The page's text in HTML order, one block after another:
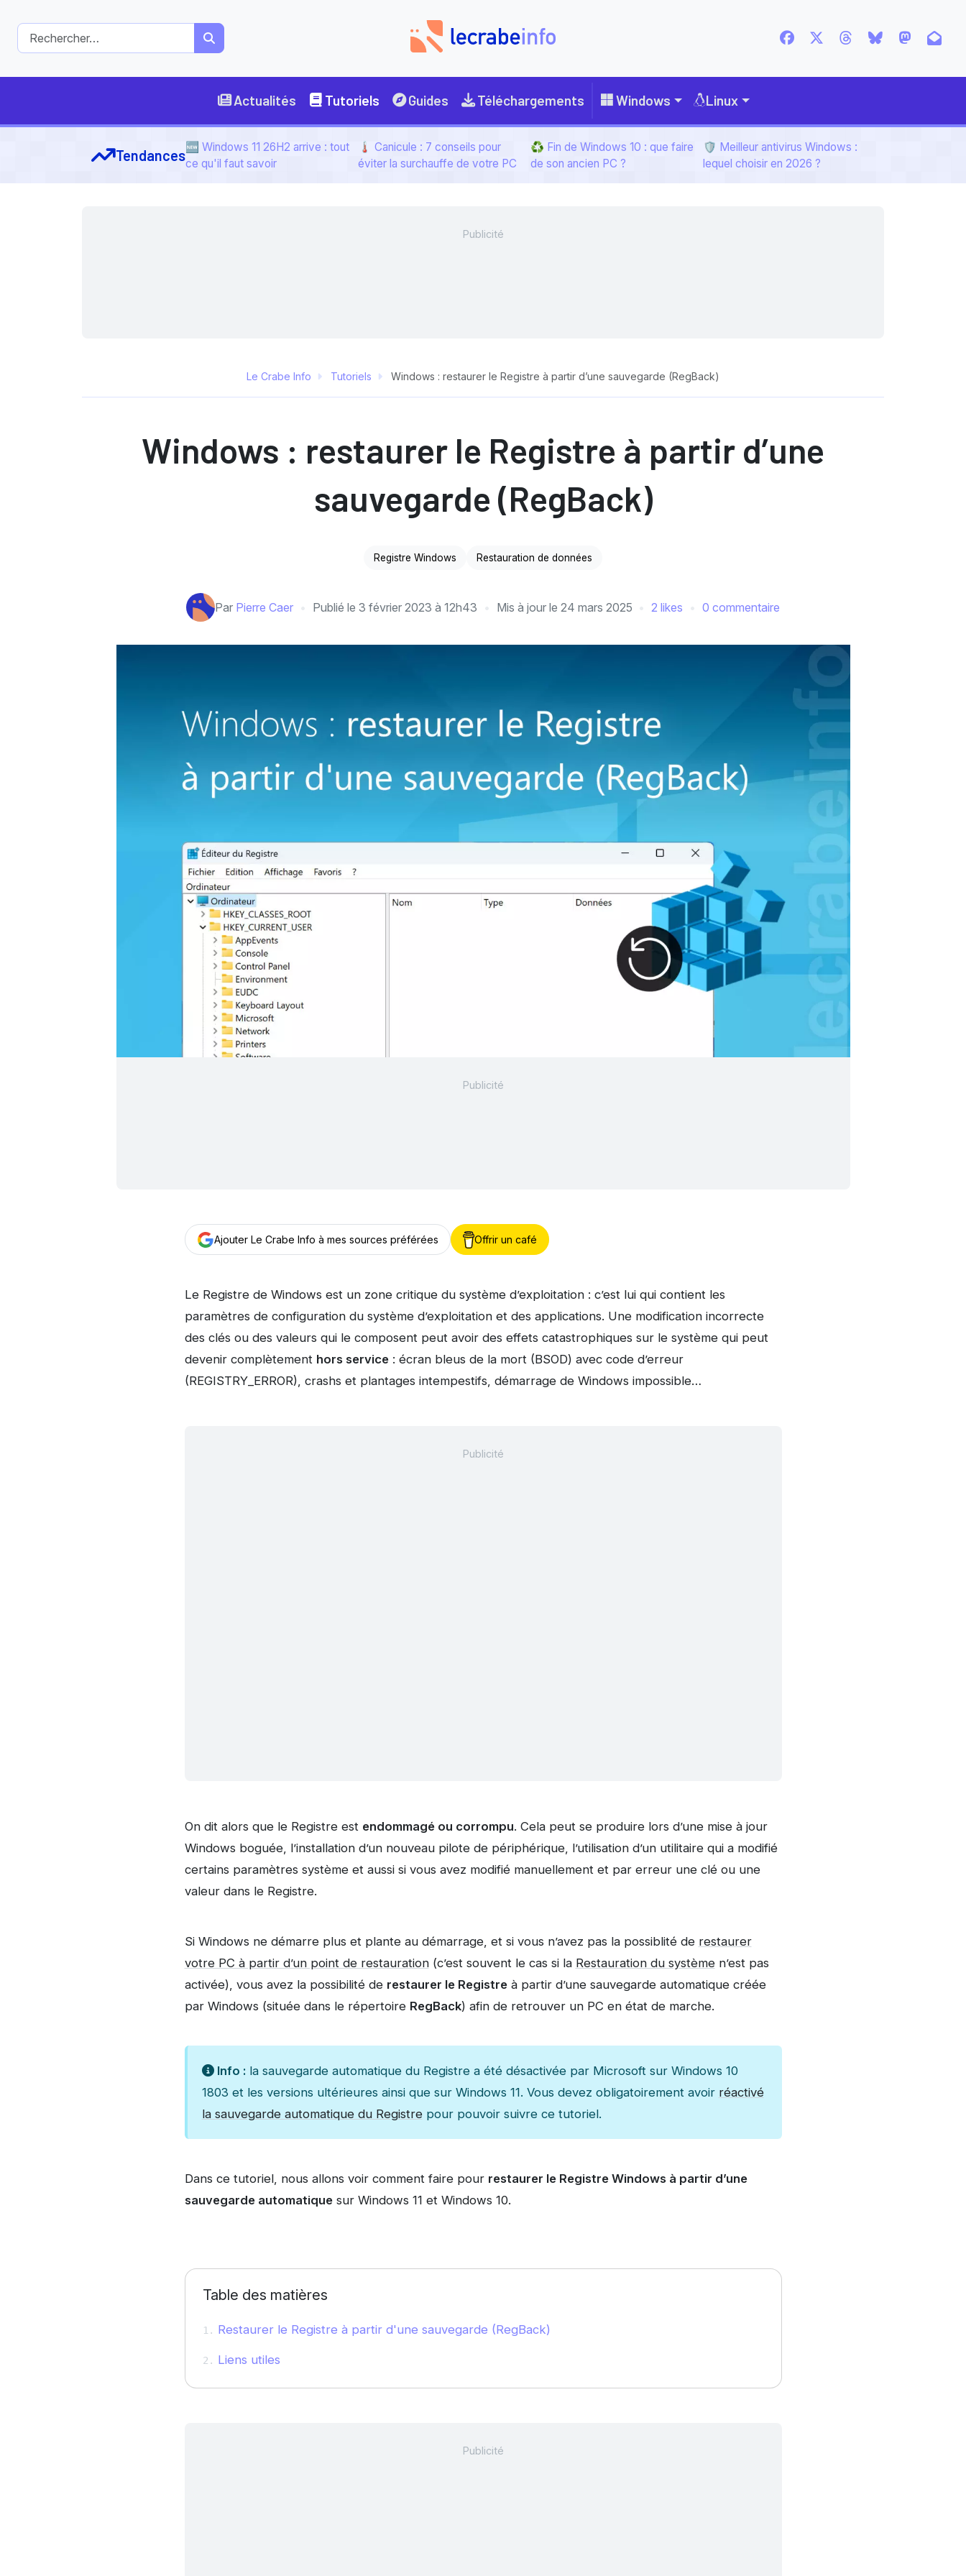
Actualités Tutoriels Guides Téléchargements Windows Linux
Tendances🆕 Windows 11 26H2 arrive : tout
ce qu'il faut savoir
🌡️ Canicule : 7 conseils pour
éviter la surchauffe de votre PC
♻️ Fin de Windows 10 : que faire
de son ancien PC ?
🛡️ Meilleur antivirus Windows :
lequel choisir en 2026 ?
Le Crabe Info Tutoriels Windows : restaurer le Registre à partir d’une sauvegarde (RegBack)
Windows : restaurer le Registre à partir d’une
sauvegarde (RegBack)
Registre Windows Restauration de données
Par Pierre Caer Publié le 3 février 2023 à 12h43 Mis à jour le 24 mars 2025 2 likes 0 commentaire
Ajouter Le Crabe Info à mes sources préférées Offrir un café
Le Registre de Windows est un zone critique du système d’exploitation : c’est lui qui contient les
paramètres de configuration du système d’exploitation et des applications. Une modification incorrecte
des clés ou des valeurs qui le composent peut avoir des effets catastrophiques sur le système qui peut
devenir complètement hors service: écran bleus de la mort (BSOD) avec code d’erreur
(REGISTRY_ERROR), crashs et plantages intempestifs, démarrage de Windows impossible…
On dit alors que le Registre est endommagé ou corrompu. Cela peut se produire lors d’une mise à jour
Windows boguée, l’installation d’un nouveau pilote de périphérique, l’utilisation d’un utilitaire qui a modifié
certains paramètres système et aussi si vous avez modifié manuellement et par erreur une clé ou une
valeur dans le Registre.
Si Windows ne démarre plus et plante au démarrage, et si vous n’avez pas la possiblité de restaurer
votre PC à partir d’un point de restauration(c’est souvent le cas si la Restauration du systèmen’est pas
activée), vous avez la possibilité de restaurer le Registreà partir d’une sauvegarde automatique créée
par Windows (située dans le répertoire RegBack) afin de retrouver un PC en état de marche.
Info :la sauvegarde automatique du Registre a été désactivée par Microsoft sur Windows 10
1803 et les versions ultérieures ainsi que sur Windows 11. Vous devez obligatoirement avoir réactivé
la sauvegarde automatique du Registrepour pouvoir suivre ce tutoriel.
Dans ce tutoriel, nous allons voir comment faire pour restaurer le Registre Windows à partir d’une
sauvegarde automatiquesur Windows 11 et Windows 10.
Table des matières
Restaurer le Registre à partir d'une sauvegarde (RegBack)
Liens utiles